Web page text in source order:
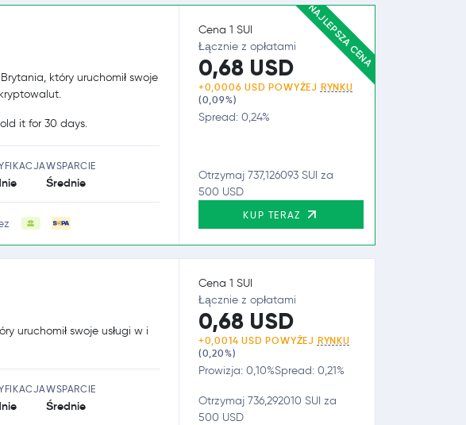
NAJLEPSZA CENA
który uruchomił swoje
it for 30 days.
WSPARCIE
Średnie
Cena 1 SUI
Łącznie z opłatami
0,68 USD
+0,0006 USD POWYŻEJ RYNKU
(0,09%)
Spread: 0,24%
Otrzymaj 737,126093 SUI za
500 USD
KUP TERAZ
uruchomił swoje usługi w i
WSPARCIE
Średnie
Cena 1 SUI
Łącznie z opłatami
0,68 USD
+0,0014 USD POWYŻEJ RYNKU
(0,20%)
Prowizja: 0,10%Spread: 0,21%
Otrzymaj 736,292010 SUI za
500 USD